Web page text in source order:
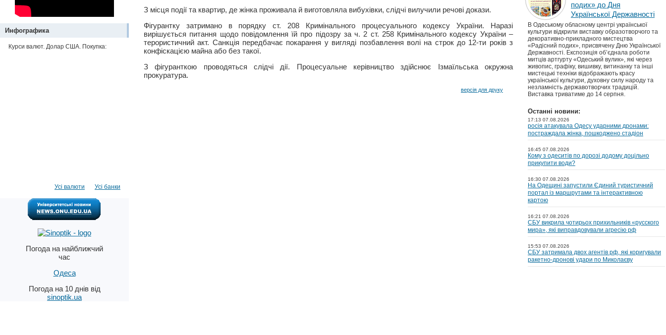
Инфографика
Курси валют. Долар США. Покупка:
Усі банки
Усі валюти
Погода на найближчий
час
Одеса
Погода на 10 днів від
sinoptik.ua
З місця події та квартир, де жінка проживала й виготовляла вибухівки, слідчі вилучили речові докази.
Фігурантку затримано в порядку ст. 208 Кримінального процесуального кодексу України. Наразі
вирішується питання щодо повідомлення їй про підозру за ч. 2 ст. 258 Кримінального кодексу України –
терористичний акт. Санкція передбачає покарання у вигляді позбавлення волі на строк до 12-ти років з
конфіскацією майна або без такої.
З фігуранткою проводяться слідчі дії. Процесуальне керівництво здійснює Ізмаїльська окружна
прокуратура.
версія для друку
подих» до Дня
Української Державності
В Одеському обласному центрі української
культури відкрили виставку образотворчого та
декоративно-прикладного мистецтва
«Радісний подих», присвячену Дню Української
Державності. Експозиція об’єднала роботи
митців артгурту «Одеський вулик», які через
живопис, графіку, вишивку, витинанку та інші
мистецькі техніки відображають красу
української культури, духовну силу народу та
незламність державотворчих традицій.
Виставка триватиме до 14 серпня.
Останні новини:
17:13 07.08.2026
росія атакувала Одесу ударними дронами:
постраждала жінка, пошкоджено стадіон
16:45 07.08.2026
Кому з одеситів по дорозі додому доцільно
прикупити води?
16:30 07.08.2026
На Одещині запустили Єдиний туристичний
портал із маршрутами та інтерактивною
картою
16:21 07.08.2026
СБУ викрила чотирьох прихильників «русского
мира», які виправдовували агресію рф
15:53 07.08.2026
СБУ затримала двох агентів рф, які коригували
ракетно-дронові удари по Миколаєву